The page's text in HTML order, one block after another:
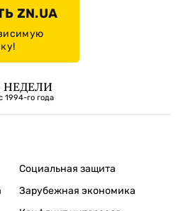
ZN.UA
НЕДЕЛИ
1994-го года
Социальная защита
Зарубежная экономика